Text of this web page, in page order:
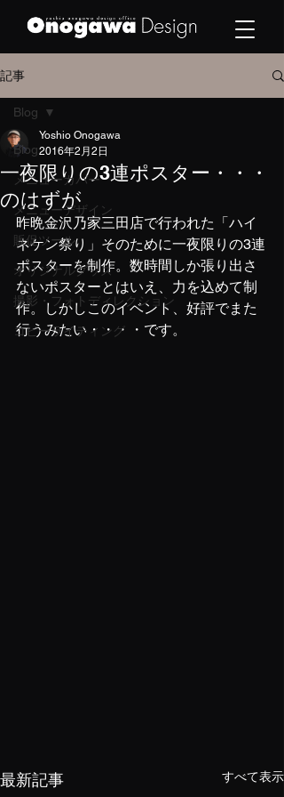
記事
Blog
メニューカバー
メニューデザイン
販促ツール
オリジナルグッズ
撮影・フォトディレクション
コピーライティング
Blog
一夜限りの3連ポスター・・・
のはずが
Yoshio Onogawa
2016年2月2日
昨晩金沢乃家三田店で行われた「ハイ
ネケン祭り」そのために一夜限りの3連
ポスターを制作。数時間しか張り出さ
ないポスターとはいえ、力を込めて制
作。しかしこのイベント、好評でまた
行うみたい・・・・です。
最新記事 すべて表示